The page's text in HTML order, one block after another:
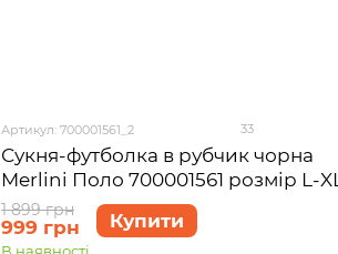
Артикул: 700001561_2 33
Сукня-футболка в рубчик чорна
Merlini Поло 700001561 розмір L-XL
1 899 грн
999 грн Купити
В наявності